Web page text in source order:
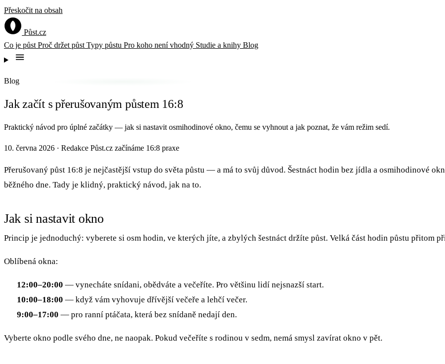
Přeskočit na obsah
Půst.cz
Co je půst Proč držet půst Typy půstu Pro koho není vhodný Studie a knihy Blog
Blog
Jak začít s přerušovaným půstem 16:8
Praktický návod pro úplné začátky — jak si nastavit osmihodinové okno, čemu se vyhnout a jak poznat, že vám režim sedí.
10. června 2026 · Redakce Půst.cz začínáme 16:8 praxe
Přerušovaný půst 16:8 je nejčastější vstup do světa půstu — a má to svůj důvod. Šestnáct hodin bez jídla a osmihodinové
běžného dne. Tady je klidný, praktický návod, jak na to.
Jak si nastavit okno
Princip je jednoduchý: vyberete si osm hodin, ve kterých jíte, a zbylých šestnáct držíte půst. Velká část hodin půstu přitom
Oblíbená okna:
12:00–20:00 — vynecháte snídani, obědváte a večeříte. Pro většinu lidí nejsnazší start.
10:00–18:00 — když vám vyhovuje dřívější večeře a lehčí večer.
9:00–17:00 — pro ranní ptáčata, která bez snídaně nedají den.
Vyberte okno podle svého dne, ne naopak. Pokud večeříte s rodinou v sedm, nemá smysl zavírat okno v pět.